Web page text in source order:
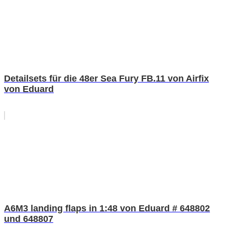
Detailsets für die 48er Sea Fury FB.11 von Airfix
von Eduard
A6M3 landing flaps in 1:48 von Eduard # 648802
und 648807